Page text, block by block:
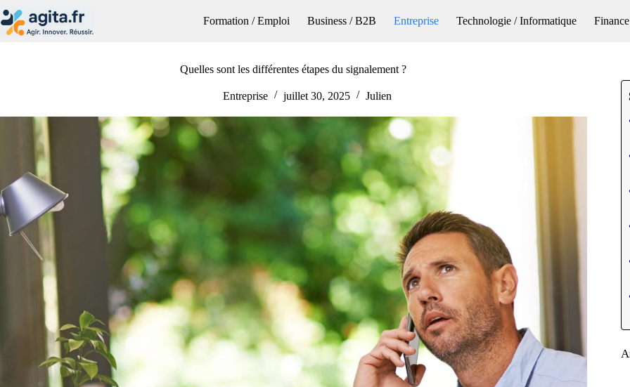
au
contenu
Formation / Emploi Business / B2B Entreprise Technologie / Informatique
Quelles sont les différentes étapes du signalement ?
Entreprise juillet 30, 2025 Julien